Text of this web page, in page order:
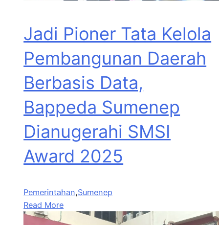
Jadi Pioner Tata Kelola
Pembangunan Daerah
Berbasis Data,
Bappeda Sumenep
Dianugerahi SMSI
Award 2025
Pemerintahan,Sumenep
Read More